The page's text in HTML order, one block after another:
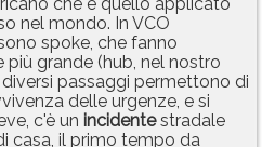
che è quello applicato
nel mondo. In VCO
spoke, che fanno
grande (hub, nel nostro
passaggi permettono di
delle urgenze, e si
c'è un incidentestradale
casa, il primo tempo da